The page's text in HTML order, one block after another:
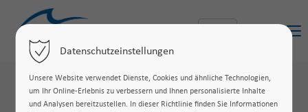
Datenschutzeinstellungen
Unsere Website verwendet Dienste, Cookies und ähnliche Technologien,
um Ihr Online-Erlebnis zu verbessern und Ihnen personalisierte Inhalte
und Analysen bereitzustellen. In dieser Richtlinie finden Sie Informationen